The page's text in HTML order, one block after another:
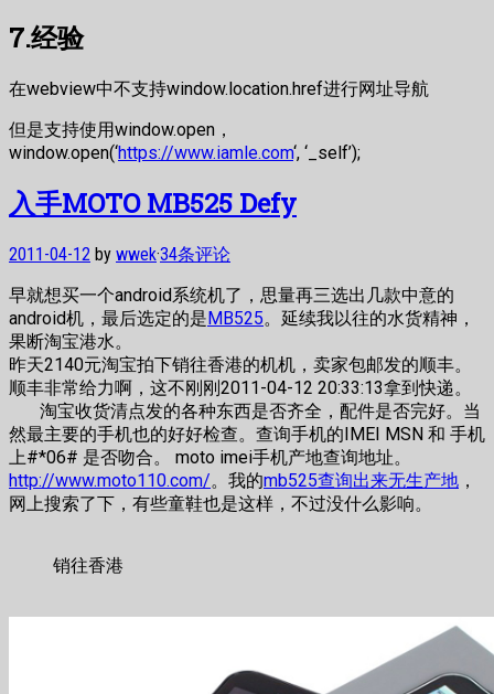
7.经验
在webview中不支持window.location.href进行网址导航
但是支持使用window.open，
window.open(‘https://www.iamle.com‘, ‘_self’);
入手MOTO MB525 Defy
2011-04-12 by wwek·34条评论
早就想买一个android系统机了，思量再三选出几款中意的
android机，最后选定的是MB525。延续我以往的水货精神，
果断淘宝港水。
昨天2140元淘宝拍下销往香港的机机，卖家包邮发的顺丰。
顺丰非常给力啊，这不刚刚2011-04-12 20:33:13拿到快递。
淘宝收货清点发的各种东西是否齐全，配件是否完好。当
然最主要的手机也的好好检查。查询手机的IMEI MSN 和 手机
上#*06# 是否吻合。 moto imei手机产地查询地址。
http://www.moto110.com/。我的mb525查询出来无生产地 ，
网上搜索了下，有些童鞋也是这样，不过没什么影响。
销往香港